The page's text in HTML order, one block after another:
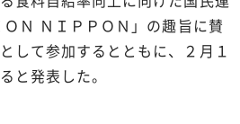
Ｎ ＮＩＰＰＯＮ」の趣旨に賛
して参加するとともに、２月１
と発表した。